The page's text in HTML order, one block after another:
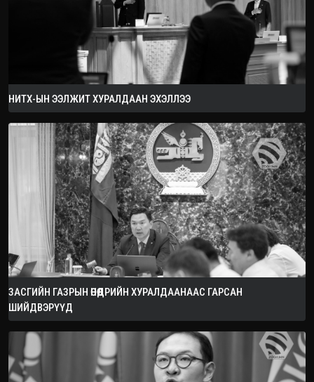
НИТХ-ЫН ЭЭЛЖИТ ХУРАЛДААН ЭХЭЛЛЭЭ
ЗАСГИЙН ГАЗРЫН ӨНӨӨДРИЙН ХУРАЛДААНААС ГАРСАН
ШИЙДВЭРҮҮД